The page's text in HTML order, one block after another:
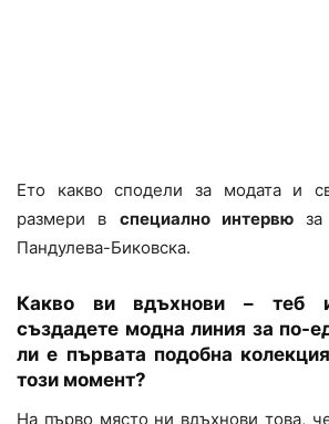
Ето какво сподели за модата и
размери в специално интервю
Пандулева-Биковска.
Какво ви вдъхнови – теб
създадете модна линия за по-
ли е първата подобна
този момент?
На първо място ни вдъхнови това,